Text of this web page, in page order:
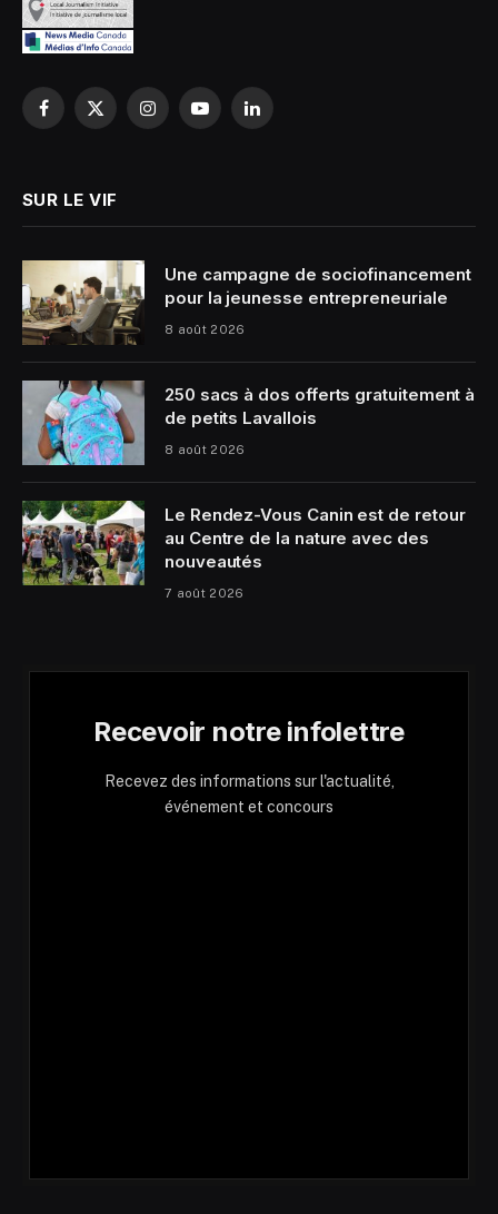
Facebook
X
InstagramYouTubeLinkedIn
SUR LE VIF
Une campagne de sociofinancement
pour la jeunesse entrepreneuriale
8 août 2026
250 sacs à dos offerts gratuitement à
de petits Lavallois
8 août 2026
Le Rendez-Vous Canin est de retour
au Centre de la nature avec des
nouveautés
7 août 2026
Recevoir notre infolettre
Recevez des informations sur l'actualité,
événement et concours